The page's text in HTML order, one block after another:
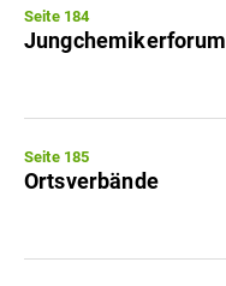
Seite 184
Jungchemikerforum
Seite 185
Ortsverbände